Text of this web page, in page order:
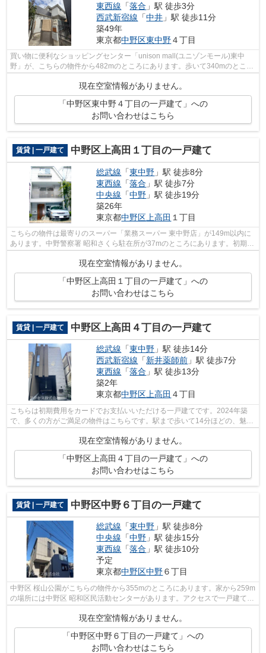
東西線 「落合 」駅 徒歩3分
西武新宿線 「中井 」駅 徒歩11分
築49年
東京都中野区東中野４丁目
買い物に便利なショッピングセンター「unison mall(ユニゾンモール)東中
野」が、こちらの物件から482mのところにあります。歩いて340mのところ
現在空室情報がありません。
「中野区東中野４丁目の一戸建て」への
お問い合わせはこちら
賃貸 | 一戸建て 中野区上高田１丁目の一戸建て
総武線 「東中野 」駅 徒歩8分
東西線 「落合 」駅 徒歩7分
中央線 「中野 」駅 徒歩19分
築26年
東京都中野区 上高田 １丁目
こちらの物件は最寄りのスーパー「業務スーパー 東中野店」が149m以内に
あります。中野警察署 昭和さくら駐在所が37mのところにあります。初期費
現在空室情報がありません。
「中野区上高田１丁目の一戸建て」への
お問い合わせはこちら
賃貸 | 一戸建て 中野区上高田４丁目の一戸建て
総武線 「東中野 」駅 徒歩14分
西武新宿線 「新井薬師前 」駅 徒歩7分
東西線 「落合 」駅 徒歩13分
築2年
東京都中野区上高田 ４丁目
こちらは初期費用をカードでお支払いいただける一戸建てです。2024年築
で、多くの方がご満足の物件はこちらです。駅まで歩いて14分ほどの、魅力
的な立地の物件です。いつでも快適空間...
現在空室情報がありません。
「中野区上高田４丁目の一戸建て」への
お問い合わせはこちら
賃貸 | 一戸建て 中野区中野６丁目の一戸建て
総武線 「東中野 」駅 徒歩8分
中央線 「中野 」駅 徒歩15分
東西線 「落合 」駅 徒歩10分
予定
東京都中野区中野６丁目
中野区 桜山公園がこちらの物件から355mのところにあります。家から259m
の場所には中野区 昭和区民活動センターがあります。アクセスで一戸建てを
探すなら、中野区はいかがですか。ま...
現在空室情報がありません。
「中野区中野６丁目の一戸建て」への
お問い合わせはこちら